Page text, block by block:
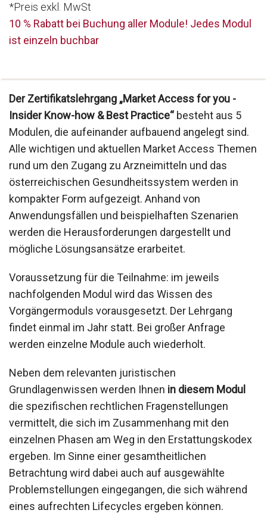
*Preis exkl. MwSt
10 % Rabatt bei Buchung aller Module! Jedes Modul
ist einzeln buchbar
Der Zertifikatslehrgang „Market Access for you -
Insider Know-how & Best Practice“ besteht aus 5
Modulen, die aufeinander aufbauend angelegt sind.
Alle wichtigen und aktuellen Market Access Themen
rund um den Zugang zu Arzneimitteln und das
österreichischen Gesundheitssystem werden in
kompakter Form aufgezeigt. Anhand von
Anwendungsfällen und beispielhaften Szenarien
werden die Herausforderungen dargestellt und
mögliche Lösungsansätze erarbeitet.
Voraussetzung für die Teilnahme: im jeweils
nachfolgenden Modul wird das Wissen des
Vorgängermoduls vorausgesetzt. Der Lehrgang
findet einmal im Jahr statt. Bei großer Anfrage
werden einzelne Module auch wiederholt.
Neben dem relevanten juristischen
Grundlagenwissen werden Ihnen in diesem Modul
die spezifischen rechtlichen Fragenstellungen
vermittelt, die sich im Zusammenhang mit den
einzelnen Phasen am Weg in den Erstattungskodex
ergeben. Im Sinne einer gesamtheitlichen
Betrachtung wird dabei auch auf ausgewählte
Problemstellungen eingegangen, die sich während
eines aufrechten Lifecycles ergeben können.